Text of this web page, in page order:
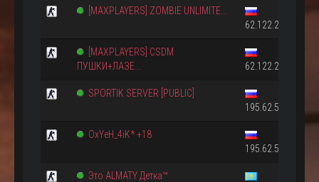
[MAXPLAYERS] ZOMBIE UNLIMITE...
[MAXPLAYERS] CSDM
ПУШКИ+ЛАЗЕ...
SPORTIK SERVER [PUBLIC]
OxYeH_4iK* +18
Это ALMATY Детка™